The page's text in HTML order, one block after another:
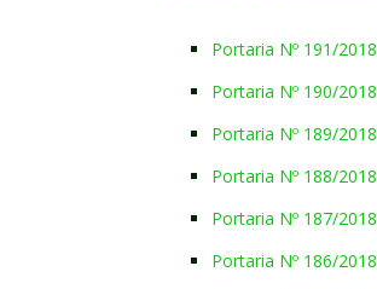
Portaria Nº 191/2018
Portaria Nº 190/2018
Portaria Nº 189/2018
Portaria Nº 188/2018
Portaria Nº 187/2018
Portaria Nº 186/2018